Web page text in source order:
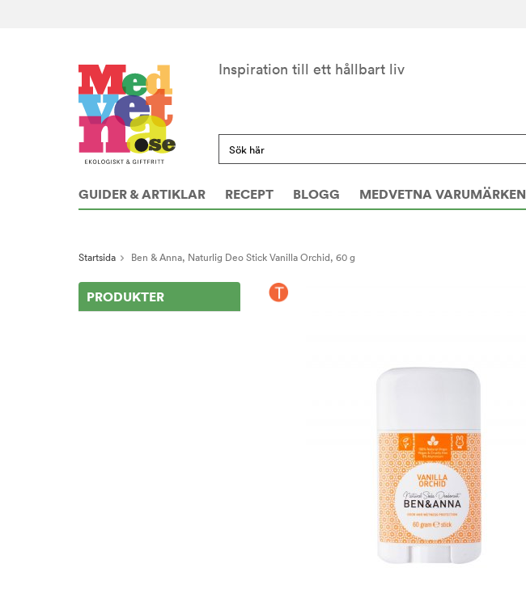
Inspiration till ett hållbart liv
GUIDER & ARTIKLAR RECEPT BLOGG MEDVETNA VARUMÄRKEN
Startsida Ben & Anna, Naturlig Deo Stick Vanilla Orchid, 60 g
PRODUKTER